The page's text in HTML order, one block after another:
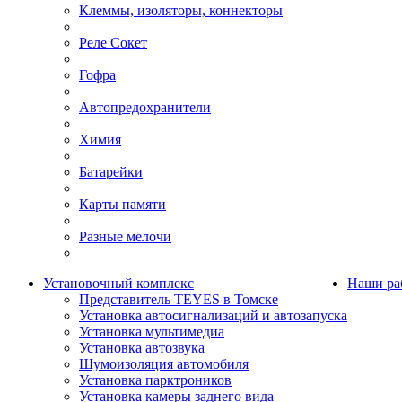
Клеммы, изоляторы, коннекторы
Реле Сокет
Гофра
Автопредохранители
Химия
Батарейки
Карты памяти
Разные мелочи
Установочный комплекс
Представитель TEYES в Томске
Установка автосигнализаций и автозапуска
Установка мультимедиа
Установка автозвука
Шумоизоляция автомобиля
Установка парктроников
Установка камеры заднего вида
Наши